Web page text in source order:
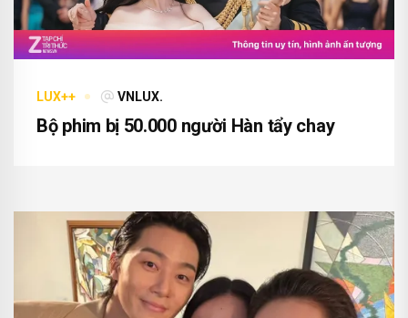
LUX++ VNLUX.
Bộ phim bị 50.000 người Hàn tẩy chay